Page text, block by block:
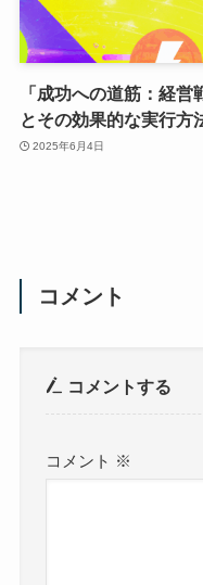
「成功への道筋：経営
とその効果的な実行方
2025年6月4日
コメント
コメントする
コメント ※